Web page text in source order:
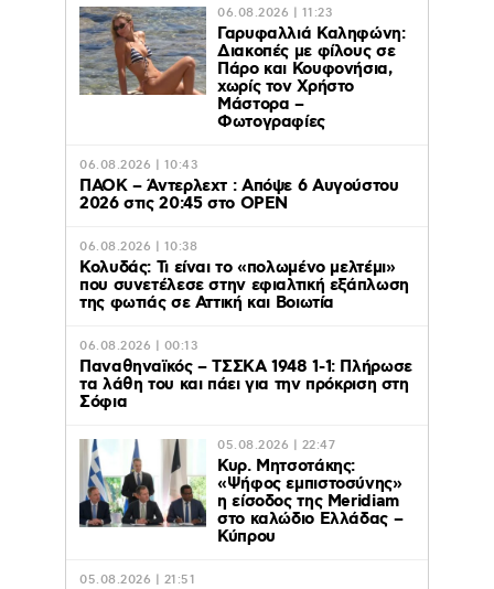
06.08.2026 | 11:23
Γαρυφαλλιά Καληφώνη:
Διακοπές με φίλους σε
Πάρο και Κουφονήσια,
χωρίς τον Χρήστο
Μάστορα –
Φωτογραφίες
06.08.2026 | 10:43
ΠΑΟΚ – Άντερλεχτ : Απόψε 6 Αυγούστου
2026 στις 20:45 στο ΟΡΕΝ
06.08.2026 | 10:38
Κολυδάς: Τι είναι το «πολωμένο μελτέμι»
που συνετέλεσε στην εφιαλτική εξάπλωση
της φωτιάς σε Αττική και Βοιωτία
06.08.2026 | 00:13
Παναθηναϊκός – ΤΣΣΚΑ 1948 1-1: Πλήρωσε
τα λάθη του και πάει για την πρόκριση στη
Σόφια
05.08.2026 | 22:47
Κυρ. Μητσοτάκης:
«Ψήφος εμπιστοσύνης»
η είσοδος της Meridiam
στο καλώδιο Ελλάδας –
Κύπρου
05.08.2026 | 21:51